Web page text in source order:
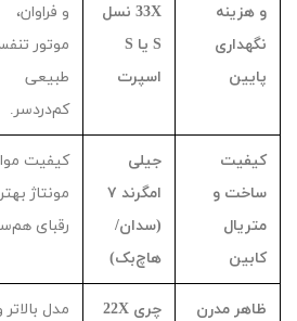
و هزینه
نگهداری
پایین
X33 نسل
S یا S
اسپرت
و فراوان،
موتور
طبیعی
کم‌دردسر.
کیفیت
ساخت و
متریال
کابین
جیلی
امگرند ۷
(سدان/
هاچ‌بک)
کیفیت
مونتاژ بهتر
رقبای
ظاهر مدرن
چری X
22
مدل بالاتر